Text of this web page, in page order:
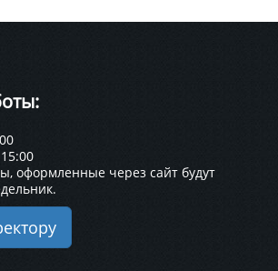
оформленные через сайт будут